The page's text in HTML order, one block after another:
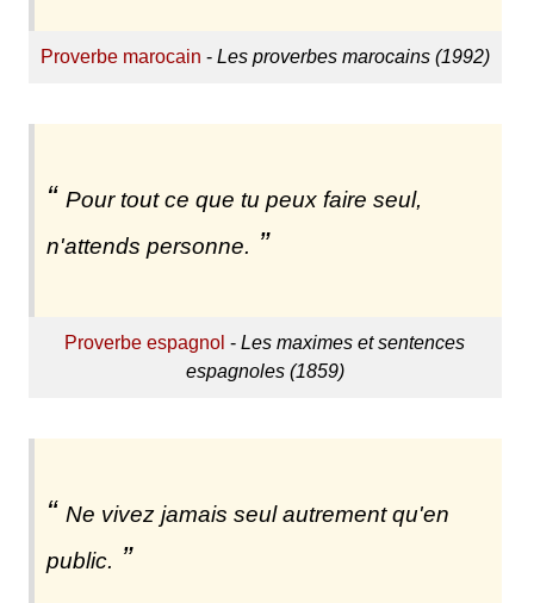
Proverbe marocain - Les proverbes marocains (1992)
Pour tout ce que tu peux faire seul,
n'attends personne.
Proverbe espagnol -Les maximes et sentences
espagnoles (1859)
Ne vivez jamais seul autrement qu'en
public.